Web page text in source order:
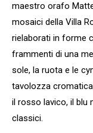
maestro orafo
mosaici della Villa
rielaborati in forme
frammenti di una
sole, la ruota e le
tavolozza cromatica
il rosso lavico, il blu
classici.